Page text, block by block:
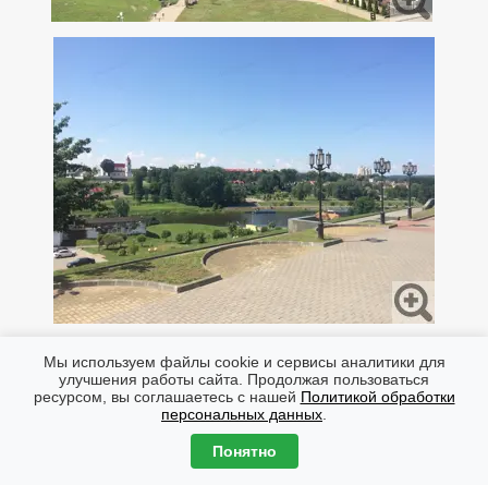
Мы используем файлы cookie и сервисы аналитики для
улучшения работы сайта. Продолжая пользоваться
ресурсом, вы соглашаетесь с нашей Политикой обработки
персональных данных
Понятно